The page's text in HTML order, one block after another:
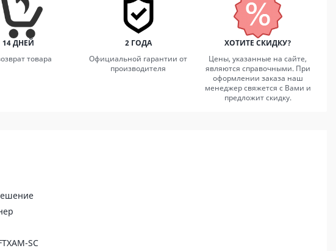
14 ДНЕЙ
товара
2 ГОДА
Официальной гарантии от
производителя
ХОТИТЕ СКИДКУ?
Цены, указанные на сайте,
являются справочными. При
оформлении заказа наш
менеджер свяжется с Вами и
предложит скидку.
SC